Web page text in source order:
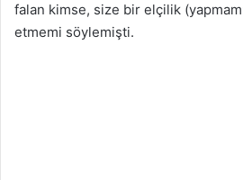
falan kimse, size bir elçilik
etmemi söylemişti.